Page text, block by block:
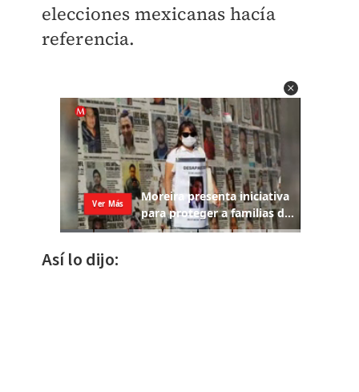
elecciones mexicanas hacía
referencia.
Así lo dijo: